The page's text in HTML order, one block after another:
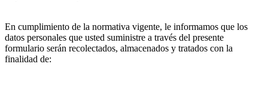
En cumplimiento de la normativa vigente, le informamos que los
datos personales que usted suministre a través del presente
formulario serán recolectados, almacenados y tratados con la
finalidad de: